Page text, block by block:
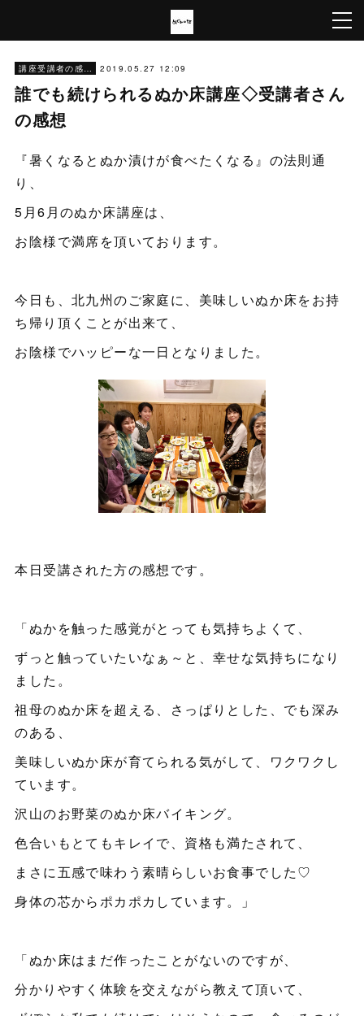
講座受講者の感想 2019.05.27 12:09
誰でも続けられるぬか床講座◇受講者さん
の感想
『暑くなるとぬか漬けが食べたくなる』の法則通
り、
5月6月のぬか床講座は、
お陰様で満席を頂いております。
今日も、北九州のご家庭に、美味しいぬか床をお持
ち帰り頂くことが出来て、
お陰様でハッピーな一日となりました。
本日受講された方の感想です。
「ぬかを触った感覚がとっても気持ちよくて、
ずっと触っていたいなぁ～と、幸せな気持ちになり
ました。
祖母のぬか床を超える、さっぱりとした、でも深み
のある、
美味しいぬか床が育てられる気がして、ワクワクし
ています。
沢山のお野菜のぬか床バイキング。
色合いもとてもキレイで、資格も満たされて、
まさに五感で味わう素晴らしいお食事でした♡
身体の芯からポカポカしています。」
「ぬか床はまだ作ったことがないのですが、
分かりやすく体験を交えながら教えて頂いて、